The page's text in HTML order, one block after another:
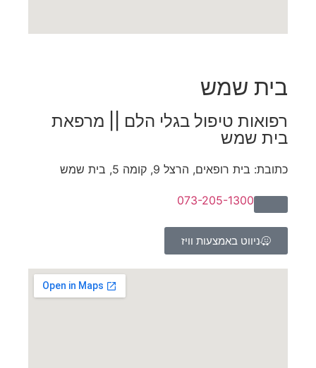
בית שמש
רפואות טיפול בגלי הלם || מרפאת
בית שמש​
כתובת: בית רופאים, הרצל 9, קומה 5, בית שמש
073-205-1300
ניווט באמצעות וויז